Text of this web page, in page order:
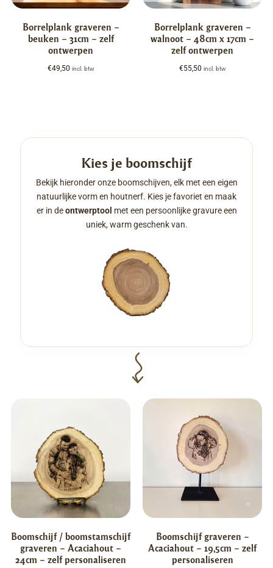
Borrelplank graveren –
beuken – 31cm – zelf
ontwerpen
€49,50 incl. btw
Borrelplank graveren –
walnoot – 48cm x 17cm –
zelf ontwerpen
€55,50 incl. btw
Kies je boomschijf
Bekijk hieronder onze boomschijven, elk met een eigen
natuurlijke vorm en houtnerf. Kies je favoriet en maak
er in deontwerptool met een persoonlijke gravure een
uniek, warm geschenk van.
Boomschijf / boomstamschijf
graveren – Acaciahout –
24cm – zelf personaliseren
Boomschijf graveren –
Acaciahout – 19,5cm – zelf
personaliseren